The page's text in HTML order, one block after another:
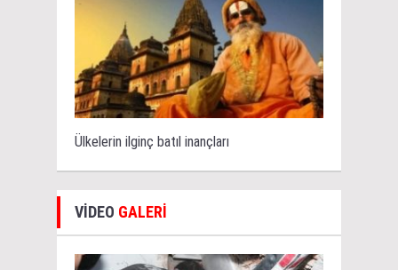
Ülkelerin ilginç batıl inançları
VİDEO GALERİ